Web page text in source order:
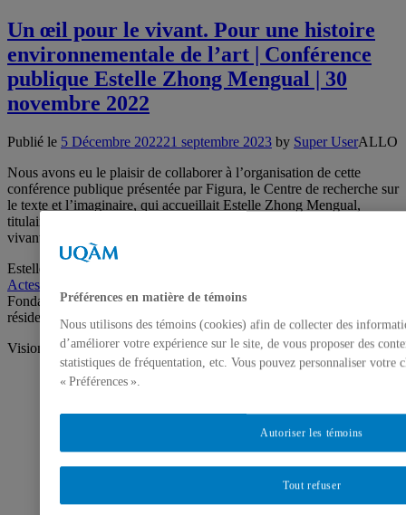
Un œil pour le vivant. Pour une histoire
environnementale de l’art | Conférence
publique Estelle Zhong Mengual | 30
novembre 2022
Publié le 5 Décembre 202221 septembre 2023 by Super UserALLO
Nous avons eu le plaisir de collaborer à l’organisation de cette
conférence publique présentée par Figura, le Centre de recherche sur
le texte et l’imaginaire, qui accueillait Estelle Zhong Mengual,
titulaire de la chaire Habiter le paysage – l’art à la rencontre du
vivant, et historienne de l’art.
Estelle Zhong Mengual a publié récemment deux ouvrages chez
Actes sud
Fondation Grantham pour l’art et l’environnement assorti d’une
résidence d’un mois à la Fondation.
Visionner l’enregistrement de la conférence publique
Vous devez autoriser les témoins
publicitaires pour afficher les vidéos
Préférences des témoins
Préférences en matière de témoins
Nous utilisons des témoins (cookies) afin de collecter des
d’améliorer votre expérience sur le site, de vous proposer des
statistiques de fréquentation, etc. Vous pouvez personnaliser votre
« Préférences ».
Tout refuser
Autoriser les témoins